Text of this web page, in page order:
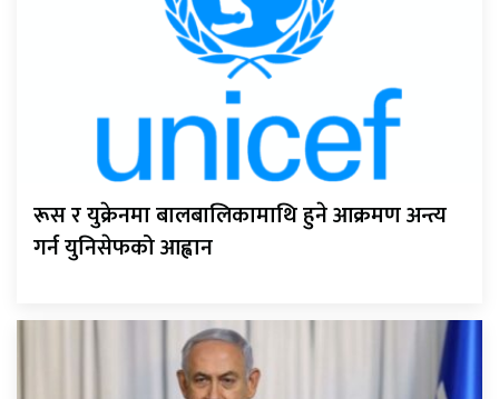
रूस र युक्रेनमा बालबालिकामाथि हुने आक्रमण अन्त्य
गर्न युनिसेफको आह्वान